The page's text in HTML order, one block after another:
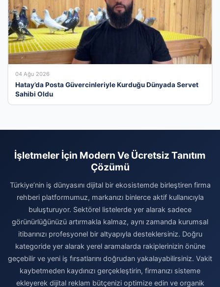
04 Ağu 2026
Hatay’da Posta Güvercinleriyle Kurduğu Dünyada Servet
Sahibi Oldu
İşletmeler İçin Modern Ve Ücretsiz Tanıtım
Çözümü
Türkiye’nin iş dünyasını dijital bir ekosistemde birleştiren firma
rehberi platformumuz, markanızı binlerce aktif kullanıcıyla
buluşturuyor. Sektörel listelerde yer alarak sadece
görünürlüğünüzü artırmakla kalmaz, aynı zamanda kurumsal
itibarınızı profesyonel bir altyapıyla desteklersiniz. Doğru
kategoride yer alarak yerel aramalarda rakiplerinizin önüne
geçebilir ve yeni iş fırsatlarını doğrudan yakalayabilirsiniz. Vakit
kaybetmeden kaydınızı gerçekleştirin, firmanızı sisteme
ekleyerek dijital reklam bütçenizi optimize edin ve organik